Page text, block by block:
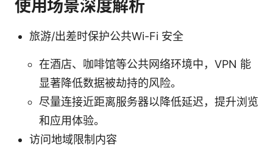
使用场景深度解析
旅游/出差时保护公共Wi-Fi 安全
在酒店、咖啡馆等公共网络环境中，VPN 能
显著降低数据被劫持的风险。
尽量连接近距离服务器以降低延迟，提升浏览
和应用体验。
访问地域限制内容